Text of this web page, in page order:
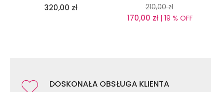
320,00 zł 210,00 zł
170,00 zł| 19 % OFF
DOSKONAŁA OBSŁUGA KLIENTA